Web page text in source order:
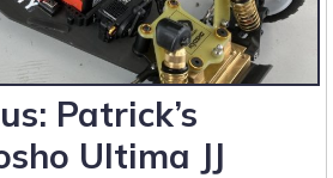
Patrick’s
Ultima JJ